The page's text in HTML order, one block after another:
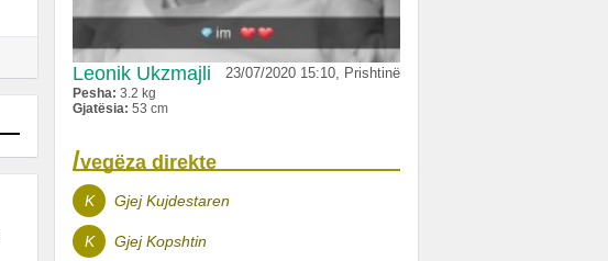
Leonik Ukzmajli 23/07/2020 15:10, Prishtinë
Pesha: 3.2 kg
Gjatësia: 53 cm
/vegëza direkte
K Gjej Kujdestaren
K Gjej Kopshtin